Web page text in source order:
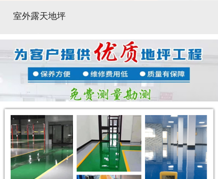
室外露天地坪